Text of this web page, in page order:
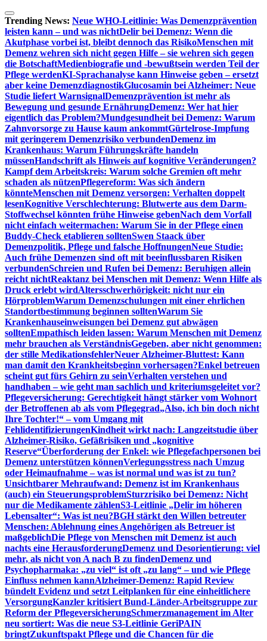
Zum
Inhalt
springen
Trending News: Neue WHO-Leitlinie: Was Demenzprävention
leisten kann – und was nichtDelir bei Demenz: Wenn die
Akutphase vorbei ist, bleibt dennoch das RisikoMenschen mit
Demenz wehren sich nicht gegen Hilfe – sie wehren sich gegen
die BotschaftMedienbiografie und -bewußtsein werden Teil der
Pflege werdenKI-Sprachanalyse kann Hinweise geben – ersetzt
aber keine DemenzdiagnostikGlucosamin bei Alzheimer: Neue
Studie liefert WarnsignalDemenzprävention ist mehr als
Bewegung und gesunde ErnährungDemenz: Wer hat hier
eigentlich das Problem?Mundgesundheit bei Demenz: Warum
Zahnvorsorge zu Hause kaum ankommtGürtelrose-Impfung
mit geringerem Demenzrisiko verbundenDemenz im
Krankenhaus: Warum Führungskräfte handeln
müssenHandschrift als Hinweis auf kognitive Veränderungen?
Kampf dem Arbeitskreis: Warum solche Gremien oft mehr
schaden als nützenPflegereform: Was sich ändern
könnteMenschen mit Demenz versorgen: Verhalten doppelt
lesenKognitive Verschlechterung: Blutwerte aus dem Darm-
Stoffwechsel könnten frühe Hinweise gebenNach dem Vorfall
nicht einfach weitermachen: Warum Sie in der Pflege einen
Buddy-Check etablieren solltenSwen Staack über
Demenzpolitik, Pflege und falsche HoffnungenNeue Studie:
Auch frühe Demenzen sind oft mit beeinflussbaren Risiken
verbundenSchreien und Rufen bei Demenz: Beruhigen allein
reicht nichtReaktanz bei Menschen mit Demenz: Wenn Hilfe als
Druck erlebt wirdAltersschwerhörigkeit: nicht nur ein
HörproblemWarum Demenzschulungen mit einer ehrlichen
Standortbestimmung beginnen solltenWarum Sie
Krankenhauseinweisungen bei Demenz gut abwägen
solltenEmpathisch leiden lassen: Warum Menschen mit Demenz
mehr brauchen als VerständnisGegeben, aber nicht genommen:
der stille MedikationsfehlerNeuer Alzheimer-Bluttest: Kann
man damit den Krankheitsbeginn vorhersagen?Enkel betreuen
scheint gut fürs Gehirn zu seinVerhalten verstehen und
handhaben – wie geht man sachlich und kriteriumsgeleitet vor?
Pflegeversicherung: Gerechtigkeit hängt stärker vom Wohnort
der Betroffenen ab als vom Pflegegrad„Also, ich bin doch nicht
Ihre Tochter!“ – vom Umgang mit
FehlidentifizierungenKindheit wirkt nach: Langzeitstudie über
Alzheimer-Risiko, Gefäßrisiken und „kognitive
Reserve“Überforderung der Enkel: wie Pflegefachpersonen bei
Demenz unterstützen könnenVerlegungsstress nach Umzug
oder Heimaufnahme – was ist normal und was ist zu tun?
Unsichtbarer Mehraufwand: Demenz ist im Krankenhaus
(auch) ein SteuerungsproblemSturzrisiko bei Demenz: Nicht
nur die Medikamente zählenS3-Leitlinie „Delir im höheren
Lebensalter“: Was ist neu?BGH stärkt den Willen betreuter
Menschen: Ablehnung eines Angehörigen als Betreuer ist
maßgeblichDie Pflege von Menschen mit Demenz ist auch
nachts eine HerausforderungDemenz und Desorientierung: viel
mehr, als nicht von A nach B zu findenDemenz und
Psychopharmaka: „zu viel“ ist oft „zu lang“ – und wie Pflege
Einfluss nehmen kannAlzheimer-Demenz: Rapid Review
bündelt Evidenz und setzt Leitplanken für eine einheitlichere
VersorgungKanzler kritisiert Bund-Länder-Arbeitsgruppe zur
Reform der PflegeversicherungSchmerzmanagement im Alter
neu sortiert: Was die neue S3-Leitlinie GeriPAIN
bringtZukunftspakt Pflege und die Chancen für die